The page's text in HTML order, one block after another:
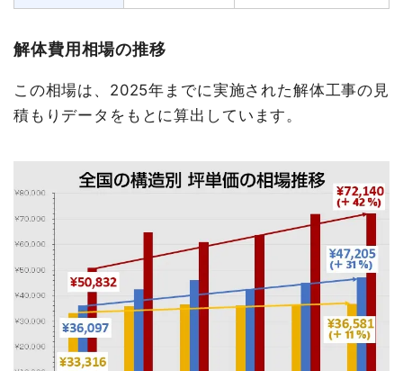
解体費用相場の推移
この相場は、2025年までに実施された解体工事の見
積もりデータをもとに算出しています。